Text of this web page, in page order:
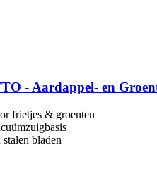
-​ Aardappel-​ en
frietjes & groenten
stalen bladen